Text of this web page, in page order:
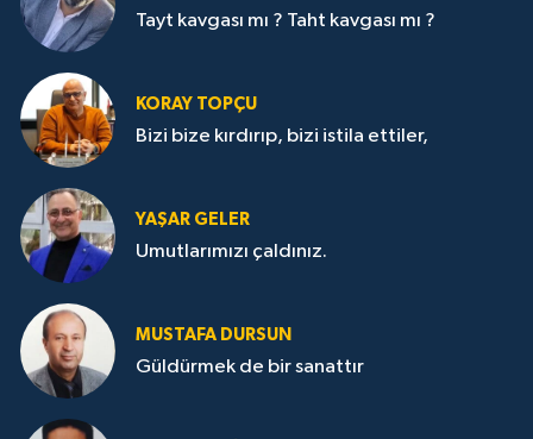
Tayt kavgası mı ? Taht kavgası mı ?
KORAY TOPÇU
Bizi bize kırdırıp, bizi istila ettiler,
YAŞAR GELER
Umutlarımızı çaldınız.
MUSTAFA DURSUN
Güldürmek de bir sanattır